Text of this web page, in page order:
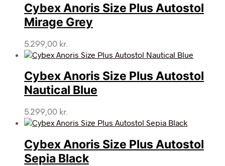
Cybex Anoris Size Plus Autostol
Mirage Grey
5.299,00 kr.
Cybex Anoris Size Plus Autostol
Nautical Blue
5.299,00 kr.
Cybex Anoris Size Plus Autostol
Sepia Black